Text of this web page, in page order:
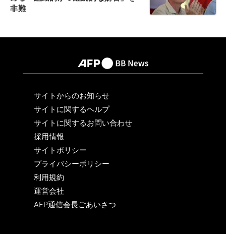
非難
サイトからのお知らせ
サイトに関するヘルプ
サイトに関するお問い合わせ
採用情報
サイトポリシー
プライバシーポリシー
利用規約
運営会社
AFP通信会長ごあいさつ